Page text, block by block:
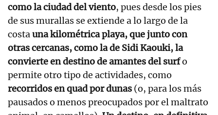
como la ciudad del viento, pues desde los pies
de sus murallas se extiende a lo largo de la
costauna kilométrica playa, que junto con
otras cercanas, como la de Sidi Kaouki, la
convierte en destino de amantes del surfo
permite otro tipo de actividades, como
recorridos en quad por dunas (o, para los más
pausados o menos preocupados por el maltrato